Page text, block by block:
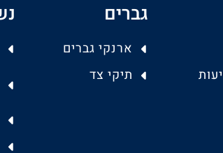
גברים
ארנקי גברים
תיקי צד